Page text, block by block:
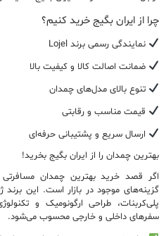
چرا از ایران بگیج خرید کنیم؟
نمایندگی رسمی برند Lojel
ضمانت اصالت کالا و کیفیت بالا
تنوع بالای مدل‌های چمدان
قیمت مناسب و رقابتی
ارسال سریع و پشتیبانی حرفه‌ای
بهترین چمدان را از ایران بگیج بخرید!
اگر قصد خریدبهترین چمدان مسافرتی
گزینه‌های موجود در بازار است. این برند
پلی‌کربنات، طراحی ارگونومیک و
سفرهای داخلی و خارجی محسوب می‌شود.